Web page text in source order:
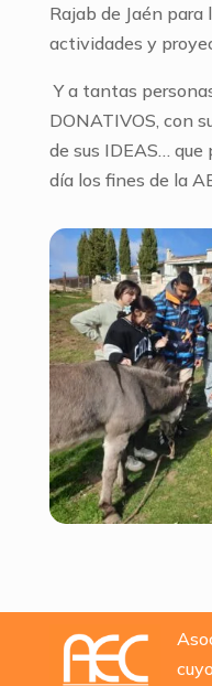
Rajab de Jaén para
actividades y
Y a tantas
DONATIVOS, con
de sus IDEAS…
día los fines de la